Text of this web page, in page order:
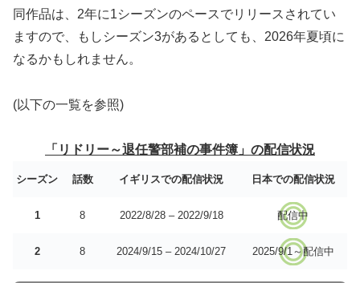
同作品は、2年に1シーズンのペースでリリースされてい
ますので、もしシーズン3があるとしても、2026年夏頃に
なるかもしれません。
(以下の一覧を参照)
「リドリー～退任警部補の事件簿」の配信状況
シーズン 話数 イギリスでの配信状況 日本での配信状況
1 8 2022/8/28 – 2022/9/18 配信中
2 8 2024/9/15 – 2024/10/27 2025/9/1～配信中